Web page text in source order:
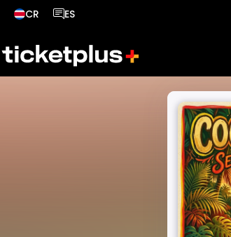
CR
País seleccionado, cambiar país
ES
Idioma seleccionado, cambiar idioma